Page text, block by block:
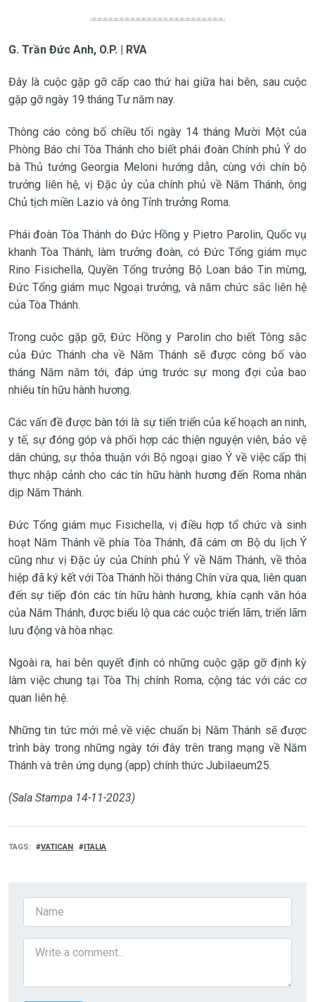
G. Trần Đức Anh, O.P. | RVA
Đây là cuộc gặp gỡ cấp cao thứ hai giữa hai bên, sau cuộc
gặp gỡ ngày 19 tháng Tư năm nay.
Thông cáo công bố chiều tối ngày 14 tháng Mười Một của
Phòng Báo chí Tòa Thánh cho biết phái đoàn Chính phủ Ý do
bà Thủ tướng Georgia Meloni hướng dẫn, cùng với chín bộ
trưởng liên hệ, vị Đặc ủy của chính phủ về Năm Thánh, ông
Chủ tịch miền Lazio và ông Tỉnh trưởng Roma.
Phái đoàn Tòa Thánh do Đức Hồng y Pietro Parolin, Quốc vụ
khanh Tòa Thánh, làm trưởng đoàn, có Đức Tổng giám mục
Rino Fisichella, Quyền Tổng trưởng Bộ Loan báo Tin mừng,
Đức Tổng giám mục Ngoại trưởng, và năm chức sắc liên hệ
của Tòa Thánh.
Trong cuộc gặp gỡ, Đức Hồng y Parolin cho biết Tông sắc
của Đức Thánh cha về Năm Thánh sẽ được công bố vào
tháng Năm năm tới, đáp ứng trước sự mong đợi của bao
nhiêu tín hữu hành hương.
Các vấn đề được bàn tới là sự tiến triển của kế hoạch an ninh,
y tế, sự đóng góp và phối hợp các thiện nguyện viên, bảo vệ
dân chúng, sự thỏa thuận với Bộ ngoại giao Ý về việc cấp thị
thực nhập cảnh cho các tín hữu hành hương đến Roma nhân
dịp Năm Thánh.
Đức Tổng giám mục Fisichella, vị điều hợp tổ chức và sinh
hoạt Năm Thánh về phía Tòa Thánh, đã cám ơn Bộ du lịch Ý
cũng như vị Đặc ủy của Chính phủ Ý về Năm Thánh, về thỏa
hiệp đã ký kết với Tòa Thánh hồi tháng Chín vừa qua, liên quan
đến sự tiếp đón các tín hữu hành hương, khía cạnh văn hóa
của Năm Thánh, được biểu lộ qua các cuộc triển lãm, triển lãm
lưu động và hòa nhạc.
Ngoài ra, hai bên quyết định có những cuộc gặp gỡ định kỳ
làm việc chung tại Tòa Thị chính Roma, cộng tác với các cơ
quan liên hệ.
Những tin tức mới mẻ về việc chuẩn bị Năm Thánh sẽ được
trình bày trong những ngày tới đây trên trang mạng về Năm
Thánh và trên ứng dụng (app) chính thức Jubilaeum25.
(Sala Stampa 14-11-2023)
TAGS VATICAN ITALIA